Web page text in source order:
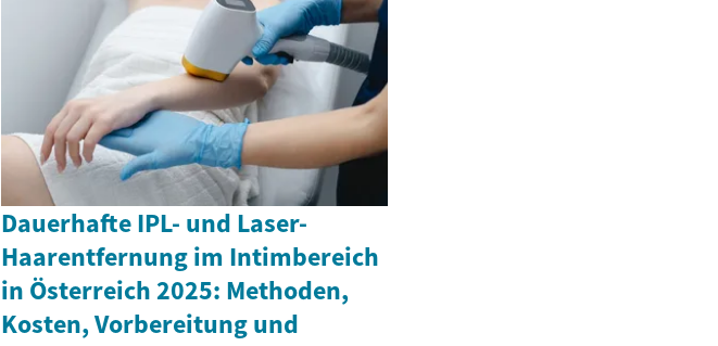
Dauerhafte IPL- und Laser-
Haarentfernung im Intimbereich
in Österreich 2025: Methoden,
Kosten, Vorbereitung und